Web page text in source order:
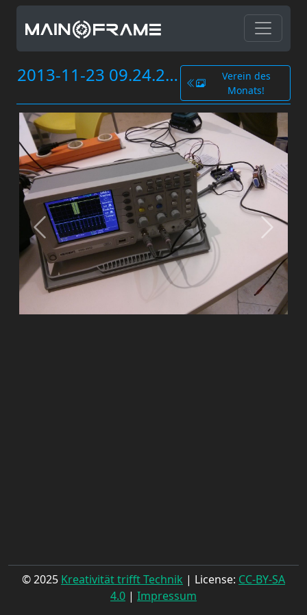
2013-11-23 09.24.20.JPG
Verein des
Monats!
© 2025 Kreativität trifft Technik | License: CC-BY-SA
4.0 | Impressum